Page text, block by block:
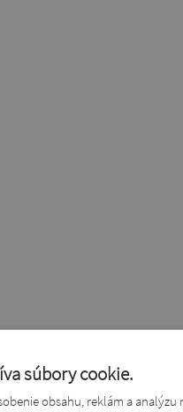
súbory cookie.
obsahu, reklám a